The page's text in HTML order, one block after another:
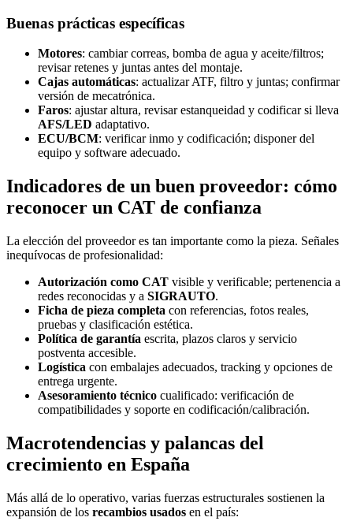
Buenas prácticas específicas
Motores: cambiar correas, bomba de agua y aceite/filtros;
revisar retenes y juntas antes del montaje.
Cajas automáticas: actualizar ATF, filtro y juntas; confirmar
versión de mecatrónica.
Faros: ajustar altura, revisar estanqueidad y codificar si lleva
AFS/LED adaptativo.
ECU/BCM: verificar inmo y codificación; disponer del
equipo y software adecuado.
Indicadores de un buen proveedor: cómo
reconocer un CAT de confianza
La elección del proveedor es tan importante como la pieza. Señales
inequívocas de profesionalidad:
Autorización como CAT visible y verificable; pertenencia a
redes reconocidas y a SIGRAUTO.
Ficha de pieza completa con referencias, fotos reales,
pruebas y clasificación estética.
Política de garantía escrita, plazos claros y servicio
postventa accesible.
Logística con embalajes adecuados, tracking y opciones de
entrega urgente.
Asesoramiento técnico cualificado: verificación de
compatibilidades y soporte en codificación/calibración.
Macrotendencias y palancas del
crecimiento en España
Más allá de lo operativo, varias fuerzas estructurales sostienen la
expansión de los recambios usados en el país: